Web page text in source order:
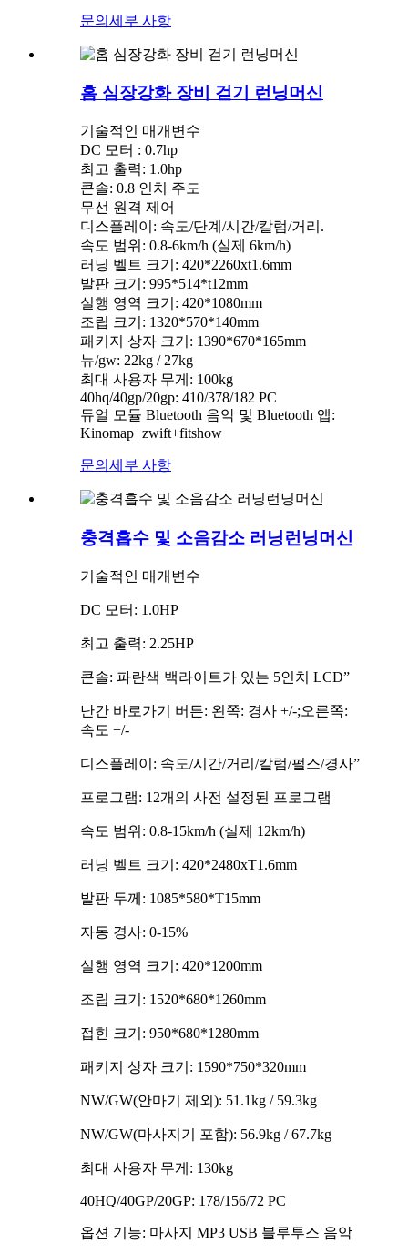
문의 세부 사항
홈 심장강화 장비 걷기 런닝머신
기술적인 매개변수
DC 모터 : 0.7hp
최고 출력: 1.0hp
콘솔: 0.8 인치 주도
무선 원격 제어
디스플레이: 속도/단계/시간/칼럼/거리.
속도 범위: 0.8-6km/h (실제 6km/h)
러닝 벨트 크기: 420*2260xt1.6mm
발판 크기: 995*514*t12mm
실행 영역 크기: 420*1080mm
조립 크기: 1320*570*140mm
패키지 상자 크기: 1390*670*165mm
뉴/gw: 22kg / 27kg
최대 사용자 무게: 100kg
40hq/40gp/20gp: 410/378/182 PC
듀얼 모듈 Bluetooth 음악 및 Bluetooth 앱:
Kinomap+zwift+fitshow
문의 세부 사항
충격흡수 및 소음감소 러닝런닝머신
기술적인 매개변수
DC 모터: 1.0HP
최고 출력: 2.25HP
콘솔: 파란색 백라이트가 있는 5인치 LCD”
난간 바로가기 버튼: 왼쪽: 경사 +/-;오른쪽:
속도 +/-
디스플레이: 속도/시간/거리/칼럼/펄스/경사”
프로그램: 12개의 사전 설정된 프로그램
속도 범위: 0.8-15km/h (실제 12km/h)
러닝 벨트 크기: 420*2480xT1.6mm
발판 두께: 1085*580*T15mm
자동 경사: 0-15%
실행 영역 크기: 420*1200mm
조립 크기: 1520*680*1260mm
접힌 크기: 950*680*1280mm
패키지 상자 크기: 1590*750*320mm
NW/GW(안마기 제외): 51.1kg / 59.3kg
NW/GW(마사지기 포함): 56.9kg / 67.7kg
최대 사용자 무게: 130kg
40HQ/40GP/20GP: 178/156/72 PC
옵션 기능: 마사지 MP3 USB 블루투스 음악